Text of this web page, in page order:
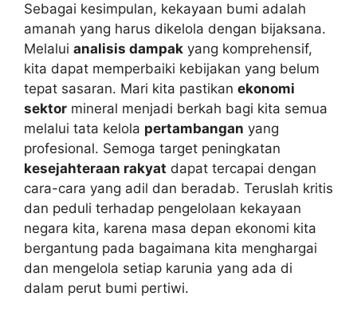
Sebagai kesimpulan, kekayaan bumi adalah
amanah yang harus dikelola dengan bijaksana.
Melalui analisis dampak yang komprehensif,
kita dapat memperbaiki kebijakan yang belum
tepat sasaran. Mari kita pastikan ekonomi
sektor mineral menjadi berkah bagi kita semua
melalui tata kelola pertambangan yang
profesional. Semoga target peningkatan
kesejahteraan rakyat dapat tercapai dengan
cara-cara yang adil dan beradab. Teruslah kritis
dan peduli terhadap pengelolaan kekayaan
negara kita, karena masa depan ekonomi kita
bergantung pada bagaimana kita menghargai
dan mengelola setiap karunia yang ada di
dalam perut bumi pertiwi.